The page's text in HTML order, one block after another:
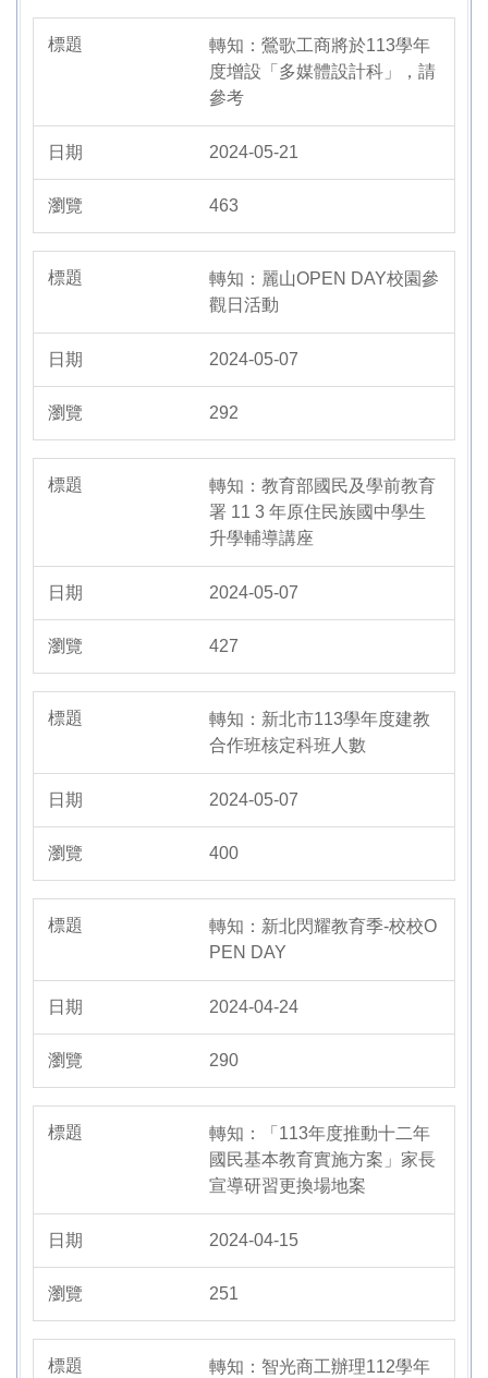
轉知：鶯歌工商將於113學年
度增設「多媒體設計科」，請
參考
2024-05-21
463
轉知：麗山OPEN DAY校園參
觀日活動
2024-05-07
292
轉知：教育部國民及學前教育
署 11 3 年原住民族國中學生
升學輔導講座
2024-05-07
427
轉知：新北市113學年度建教
合作班核定科班人數
2024-05-07
400
轉知：新北閃耀教育季-校校O
PEN DAY
2024-04-24
290
轉知：「113年度推動十二年
國民基本教育實施方案」家長
宣導研習更換場地案
2024-04-15
251
轉知：智光商工辦理112學年